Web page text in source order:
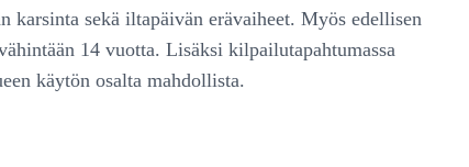
sekä iltapäivän erävaiheet. Myös edellisen
14 vuotta. Lisäksi kilpailutapahtumassa
käytön osalta mahdollista.